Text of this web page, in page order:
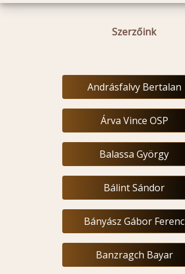
Szerzőink
Andrásfalvy Bertalan
Árva Vince OSP
Balassa György
Bálint Sándor
Bányász Gábor Ferenc
Banzragch Bayar